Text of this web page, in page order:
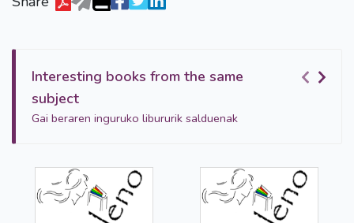
Interesting books from the same
subject
Gai beraren inguruko libururik salduenak